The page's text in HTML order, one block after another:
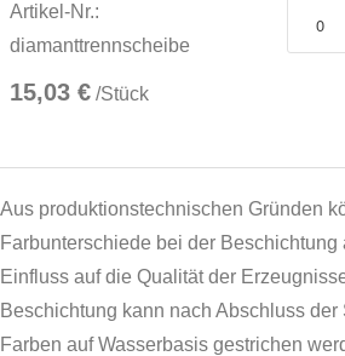
Artikel-Nr.:
diamanttrennscheibe
15,03 € /Stück
Aus produktionstechnischen Gründen
Farbunterschiede bei der Beschichtung
Einfluss auf die Qualität der
Beschichtung kann nach Abschluss der
Farben auf Wasserbasis gestrichen